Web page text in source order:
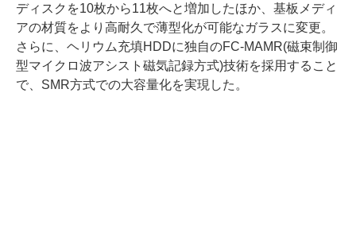
ディスクを10枚から11枚へと増加したほか、基板メディ
アの材質をより高耐久で薄型化が可能なガラスに変更。
さらに、ヘリウム充填HDDに独自のFC-MAMR(磁束制御
型マイクロ波アシスト磁気記録方式)技術を採用すること
で、SMR方式での大容量化を実現した。